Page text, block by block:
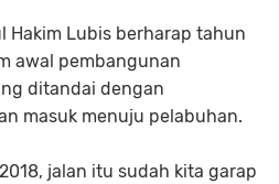
Hakim Lubis berharap tahun
awal pembangunan
ditandai dengan
masuk menuju pelabuhan.
jalan itu sudah kita garap